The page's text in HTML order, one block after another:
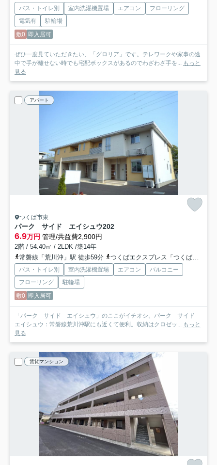
バス・トイレ別 室内洗濯機置場 エアコン
フローリング
電気有
駐輪場
敷0 即入居可
ぜひ一度見ていただきたい、「グロリア」です。テレワークや家事の途
中で手が離せない時でも宅配ボックスがあるのでわざわざ手を...
もっと
見る
アパート
つくば市東
パーク サイド エイシュウ202
6.9万円 管理/共益費2,900円
2階 / 54.40㎡ / 2LDK /築14年
常磐線「荒川沖」駅 徒歩59分
つくばエクスプレス「つくば」駅 徒歩63分
バス・トイレ別 室内洗濯機置場 エアコン
バルコニー
フローリング
駐輪場
敷0 即入居可
「パーク サイド エイシュウ」のここがイチオシ。パーク サイド
エイシュウ：常磐線荒川沖駅にも近くて便利。収納はクロゼッ...
もっと
見る
賃貸マンション